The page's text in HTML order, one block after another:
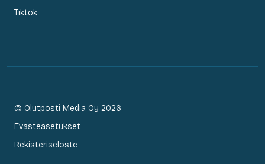
Tiktok
© Olutposti Media Oy 2026
Evästeasetukset
Rekisteriseloste